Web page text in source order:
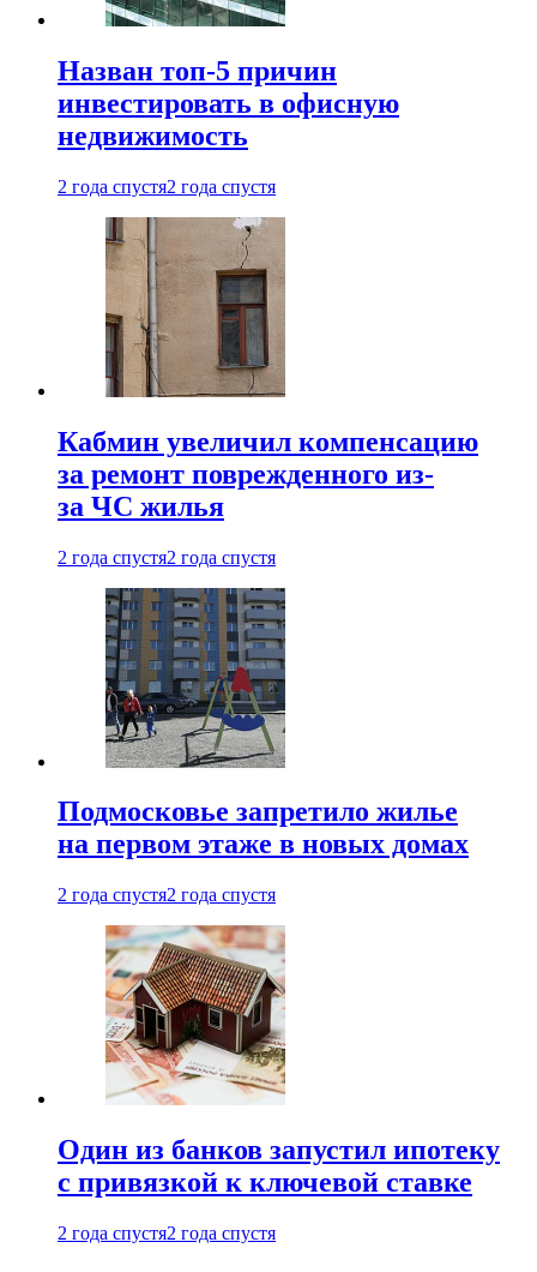
Назван топ-5 причин
инвестировать в офисную
недвижимость
2 года спустя2 года спустя
Кабмин увеличил компенсацию
за ремонт поврежденного из-
за ЧС жилья
2 года спустя2 года спустя
Подмосковье запретило жилье
на первом этаже в новых домах
2 года спустя2 года спустя
Один из банков запустил ипотеку
с привязкой к ключевой ставке
2 года спустя2 года спустя